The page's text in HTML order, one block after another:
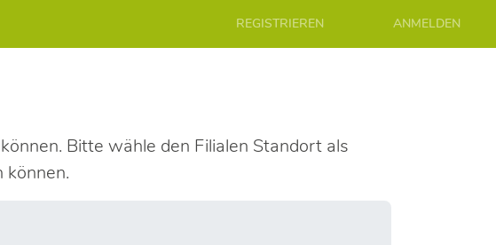
REGISTRIEREN ANMELDEN
Bitte wähle den Filialen Standort als
können.